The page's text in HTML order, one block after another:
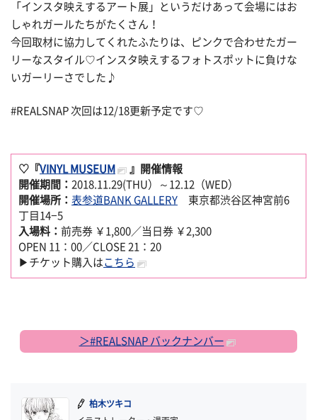
「インスタ映えするアート展」というだけあって会場にはお
しゃれガールたちがたくさん！
今回取材に協力してくれたふたりは、ピンクで合わせたガー
リーなスタイル♡インスタ映えするフォトスポットに負けな
いガーリーさでした♪
#REALSNAP 次回は12/18更新予定です♡
♡『VINYL MUSEUM
』開催情報
開催期間： 2018.11.29(THU）～12.12（WED）
開催場所： 表参道BANK GALLERY 東京都渋谷区神宮前6
丁目14−5
入場料： 前売券 ￥1,800／当日券 ￥2,300
OPEN 11：00／CLOSE 21：20
▶チケット購入は こちら
＞#REALSNAP バックナンバー
柏木ツキコ